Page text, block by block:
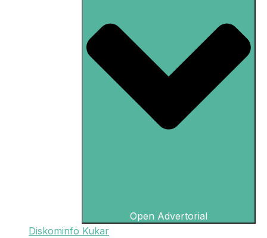
Open Advertorial
Diskominfo Kukar